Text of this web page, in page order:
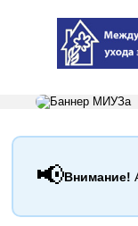
📢Внимание!